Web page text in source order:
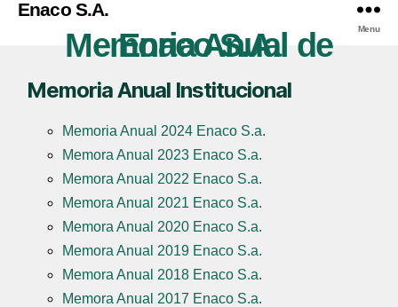
Enaco S.A.
Menu
Memoria Anual de Enaco S.A.
Memoria Anual Institucional
Memoria Anual 2024 Enaco S.a.
Memora Anual 2023 Enaco S.a.
Memora Anual 2022 Enaco S.a.
Memora Anual 2021 Enaco S.a.
Memora Anual 2020 Enaco S.a.
Memora Anual 2019 Enaco S.a.
Memora Anual 2018 Enaco S.a.
Memora Anual 2017 Enaco S.a.